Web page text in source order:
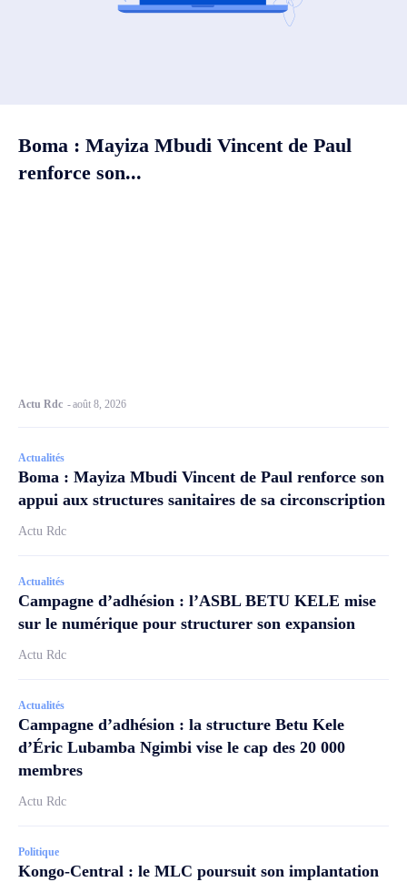
Boma : Mayiza Mbudi Vincent de Paul
renforce son...
Actu Rdc -août 8, 2026
Actualités
Boma : Mayiza Mbudi Vincent de Paul renforce son
appui aux structures sanitaires de sa circonscription
Actu Rdc
Actualités
Campagne d’adhésion : l’ASBL BETU KELE mise
sur le numérique pour structurer son expansion
Actu Rdc
Actualités
Campagne d’adhésion : la structure Betu Kele
d’Éric Lubamba Ngimbi vise le cap des 20 000
membres
Actu Rdc
Politique
Kongo-Central : le MLC poursuit son implantation